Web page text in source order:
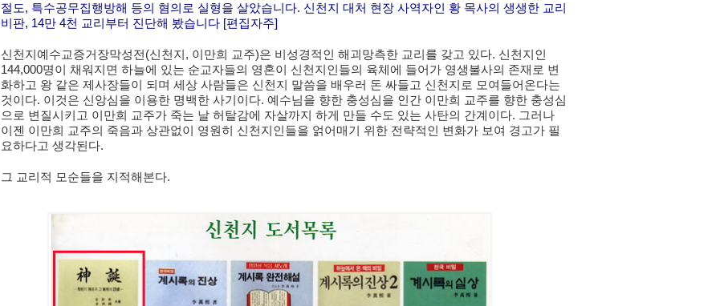
절도, 특수공무집행방해 등의 혐의로 실형을 살았습니다. 신천지 대처 현장 사역자인 황 목사의 생생한 교리
비판, 14만 4천 교리부터 진단해 봤습니다 [편집자주]
신천지예수교증거장막성전(신천지, 이만희 교주)은 비성경적인 해괴망측한 교리를 갖고 있다. 신천지인
144,000명이 채워지면 하늘에 있는 순교자들의 영혼이 신천지인들의 육체에 들어가 영생불사의 존재로 변
화하고 왕 같은 제사장들이 되며 세상 사람들은 신천지 말씀을 배우러 돈 싸들고 신천지로 모여들어온다는
것이다. 이것은 신앙심을 이용한 명백한 사기이다. 예수님을 향한 충성심을 인간 이만희 교주를 향한 충성심
으로 변질시키고 이만희 교주가 죽는 날 허탈감에 자살까지 하게 만들 수도 있는 사탄의 간계이다. 그러나
이젠 이만희 교주의 죽음과 상관없이 영원히 신천지인들을 얽어매기 위한 전략적인 변화가 보여 경고가 필
요하다고 생각된다.
그 교리적 모순들을 지적해본다.